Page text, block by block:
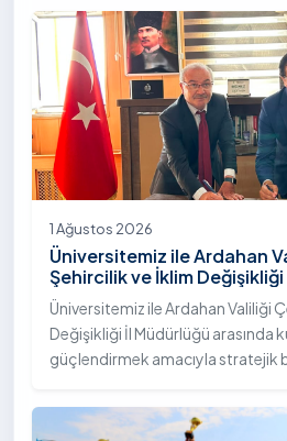
"İstifli Taş Tahkimatı" projesi
1 Ağustos 2026
Üniversitemiz ile Ardahan
Şehircilik ve İklim
Arasında İş Birliği Protokolü
Üniversitemiz ile Ardahan Valiliği
Değişikliği İl Müdürlüğü arasında
güçlendirmek amacıyla stratejik